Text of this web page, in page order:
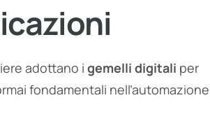
adottano i gemelli digitali per
fondamentali nell’automazione